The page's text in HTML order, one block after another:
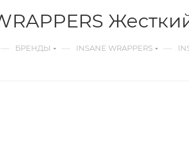
— БРЕНДЫ — INSANE WRAPPERS —